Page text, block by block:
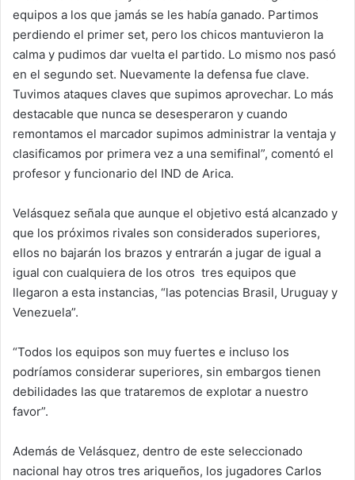
equipos a los que jamás se les había ganado. Partimos
perdiendo el primer set, pero los chicos mantuvieron la
calma y pudimos dar vuelta el partido. Lo mismo nos pasó
en el segundo set. Nuevamente la defensa fue clave.
Tuvimos ataques claves que supimos aprovechar. Lo más
destacable que nunca se desesperaron y cuando
remontamos el marcador supimos administrar la ventaja y
clasificamos por primera vez a una semifinal”, comentó el
profesor y funcionario del IND de Arica.
Velásquez señala que aunque el objetivo está alcanzado y
que los próximos rivales son considerados superiores,
ellos no bajarán los brazos y entrarán a jugar de igual a
igual con cualquiera de los otros tres equipos que
llegaron a esta instancias, “las potencias Brasil, Uruguay y
Venezuela”.
“Todos los equipos son muy fuertes e incluso los
podríamos considerar superiores, sin embargos tienen
debilidades las que trataremos de explotar a nuestro
favor”.
Además de Velásquez, dentro de este seleccionado
nacional hay otros tres ariqueños, los jugadores Carlos